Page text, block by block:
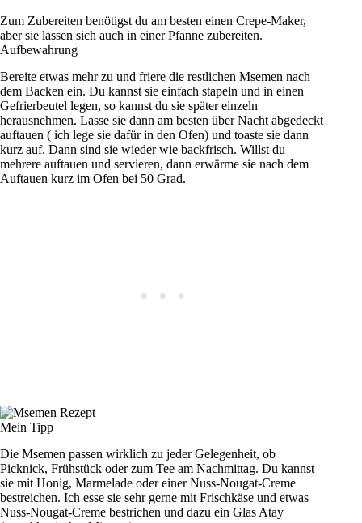
Zum Zubereiten benötigst du am besten einen Crepe-Maker,
aber sie lassen sich auch in einer Pfanne zubereiten.
Aufbewahrung
Bereite etwas mehr zu und friere die restlichen Msemen nach
dem Backen ein. Du kannst sie einfach stapeln und in einen
Gefrierbeutel legen, so kannst du sie später einzeln
herausnehmen. Lasse sie dann am besten über Nacht abgedeckt
auftauen ( ich lege sie dafür in den Ofen) und toaste sie dann
kurz auf. Dann sind sie wieder wie backfrisch. Willst du
mehrere auftauen und servieren, dann erwärme sie nach dem
Auftauen kurz im Ofen bei 50 Grad.
Mein Tipp
Die Msemen passen wirklich zu jeder Gelegenheit, ob
Picknick, Frühstück oder zum Tee am Nachmittag. Du kannst
sie mit Honig, Marmelade oder einer Nuss-Nougat-Creme
bestreichen. Ich esse sie sehr gerne mit Frischkäse und etwas
Nuss-Nougat-Creme bestrichen und dazu ein Glas Atay